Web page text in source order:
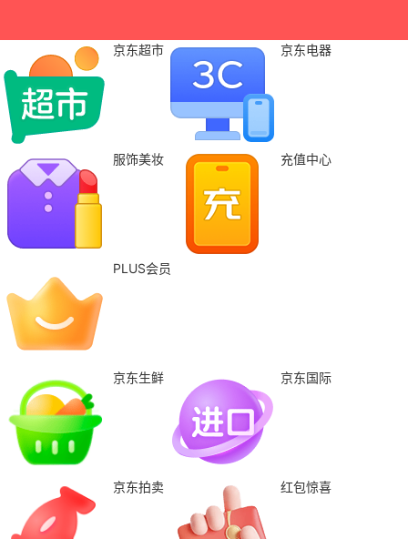
京东超市 京东电器
服饰美妆 充值中心
PLUS会员
京东生鲜 京东国际
京东拍卖 红包惊喜